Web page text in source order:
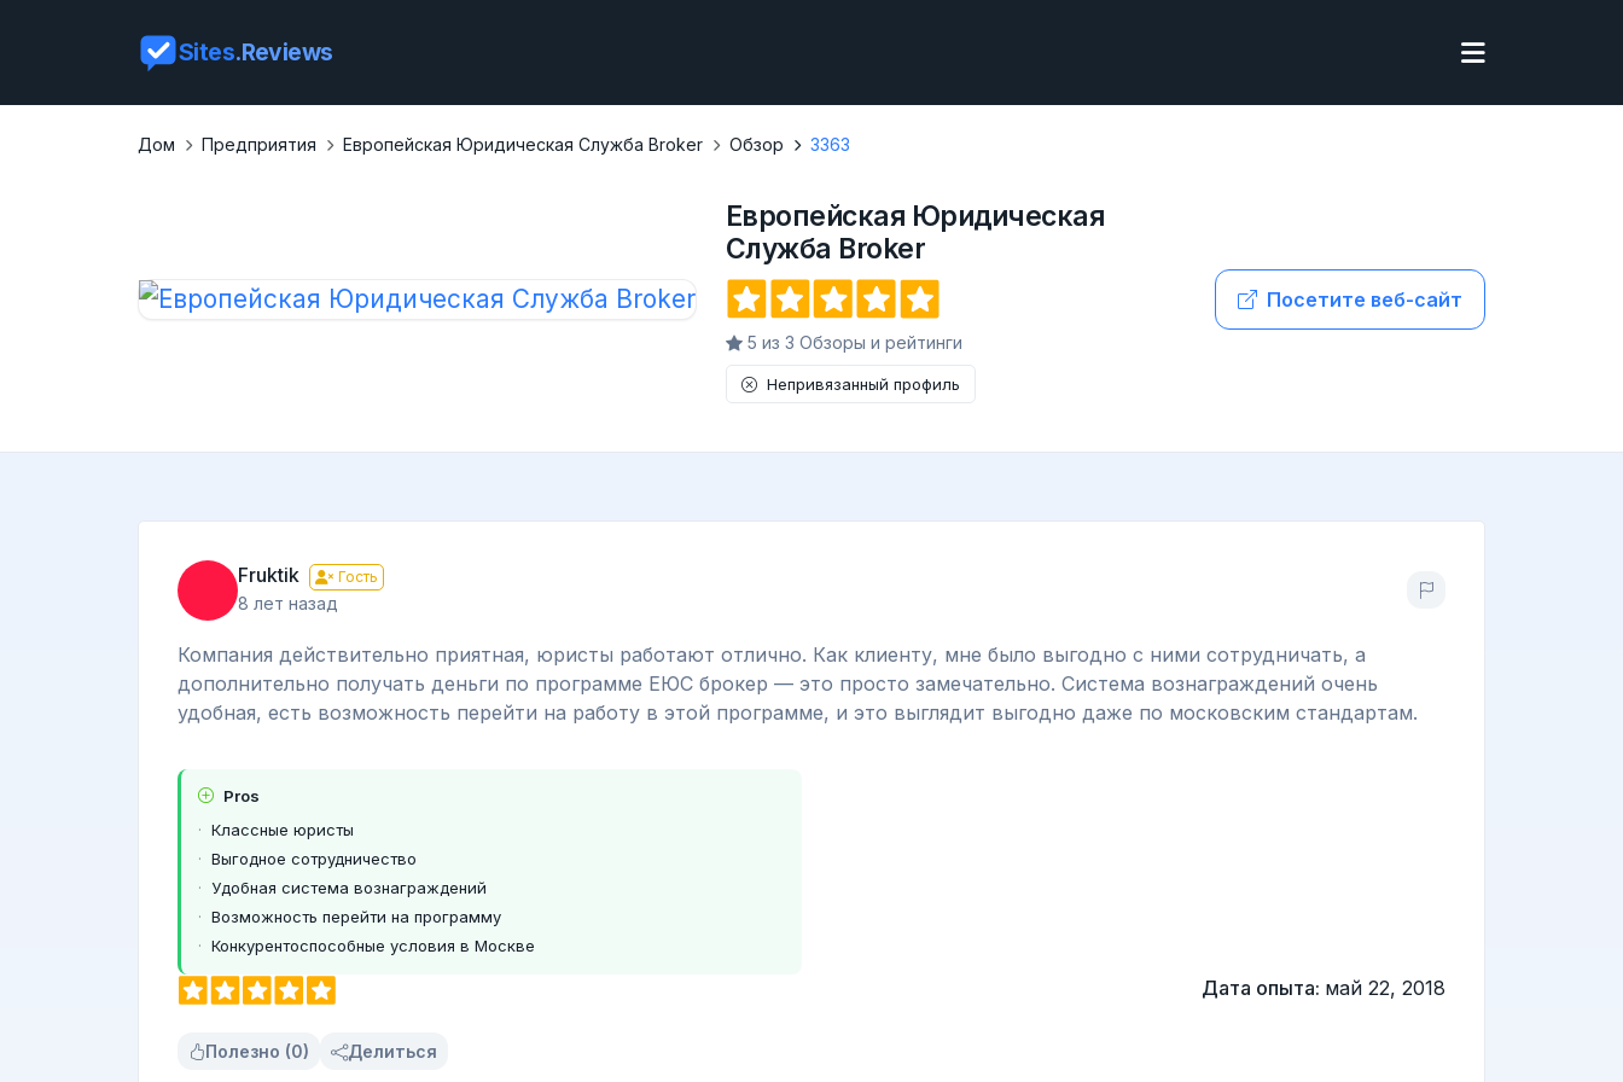
Sites.Reviews
Дом Предприятия Европейская Юридическая Служба Broker Обзор 3363
Европейская Юридическая
Служба Broker
5 из 3 Обзоры и рейтинги
Непривязанный профиль
Посетите веб-сайт
Fruktik Гость
8 лет назад
Компания действительно приятная, юристы работают отлично. Как клиенту, мне было выгодно с ними сотрудничать, а
дополнительно получать деньги по программе ЕЮС брокер — это просто замечательно. Система вознаграждений очень
удобная, есть возможность перейти на работу в этой программе, и это выглядит выгодно даже по московским стандартам.
Pros
Классные юристы
Выгодное сотрудничество
Удобная система вознаграждений
Возможность перейти на программу
Конкурентоспособные условия в Москве
Дата опыта: май 22, 2018
Полезно (0) Делиться